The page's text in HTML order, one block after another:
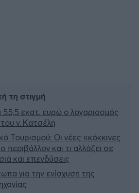
τη στιγμή
εκατ. ευρώ ο λογαριασμός
ν. Κατσέλη
Τουρισμού: Οι νέες «κόκκινες
περιβάλλον και τι αλλάζει σε
και επενδύσεις
για την ενίσχυση της